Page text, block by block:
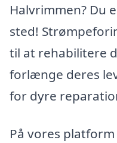
Halvrimmen? Du
sted!
til at rehabilitere
forlænge deres
for dyre
På vores